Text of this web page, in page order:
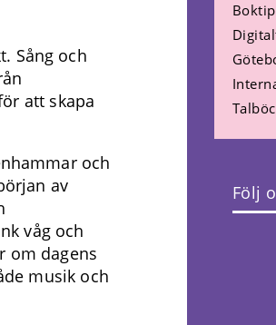
Sång och
att skapa
och
av
våg och
om dagens
musik och
Följ